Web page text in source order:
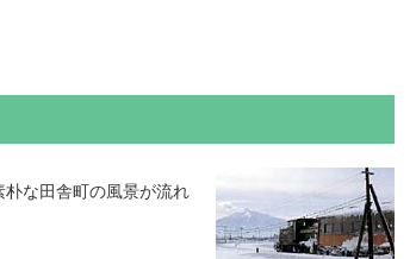
な田舎町の風景が流れ